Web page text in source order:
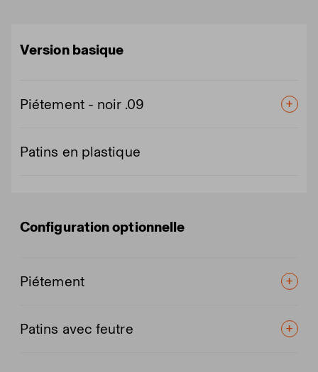
Version basique
Piétement - noir .09
Patins en plastique
Configuration optionnelle
Piétement
Patins avec feutre